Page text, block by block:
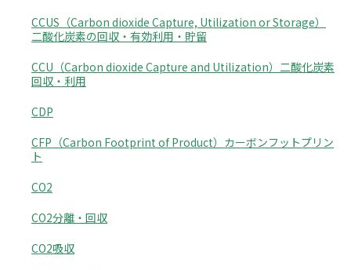
CCUS（Carbon dioxide Capture, Utilization or Storage）
二酸化炭素の回収・有効利用・貯留
CCU（Carbon dioxide Capture and Utilization）二酸化炭素
回収・利用
CDP
CFP（Carbon Footprint of Product）カーボンフットプリン
ト
CO2
CO2分離・回収
CO2吸収